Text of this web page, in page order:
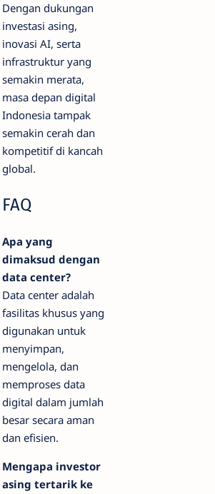
Dengan dukungan
investasi asing,
inovasi AI, serta
infrastruktur yang
semakin merata,
masa depan digital
Indonesia tampak
semakin cerah dan
kompetitif di kancah
global.
FAQ
Apa yang
dimaksud dengan
data center?
Data center adalah
fasilitas khusus yang
digunakan untuk
menyimpan,
mengelola, dan
memproses data
digital dalam jumlah
besar secara aman
dan efisien.
Mengapa investor
asing tertarik ke